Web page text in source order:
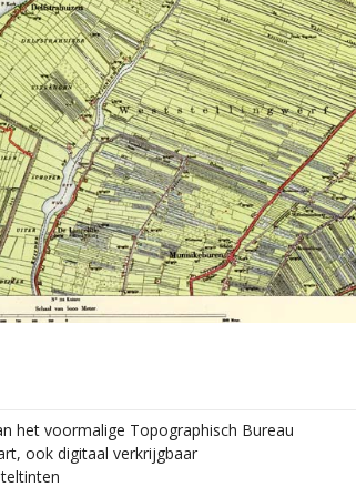
het voormalige Topographisch Bureau
ook digitaal verkrijgbaar